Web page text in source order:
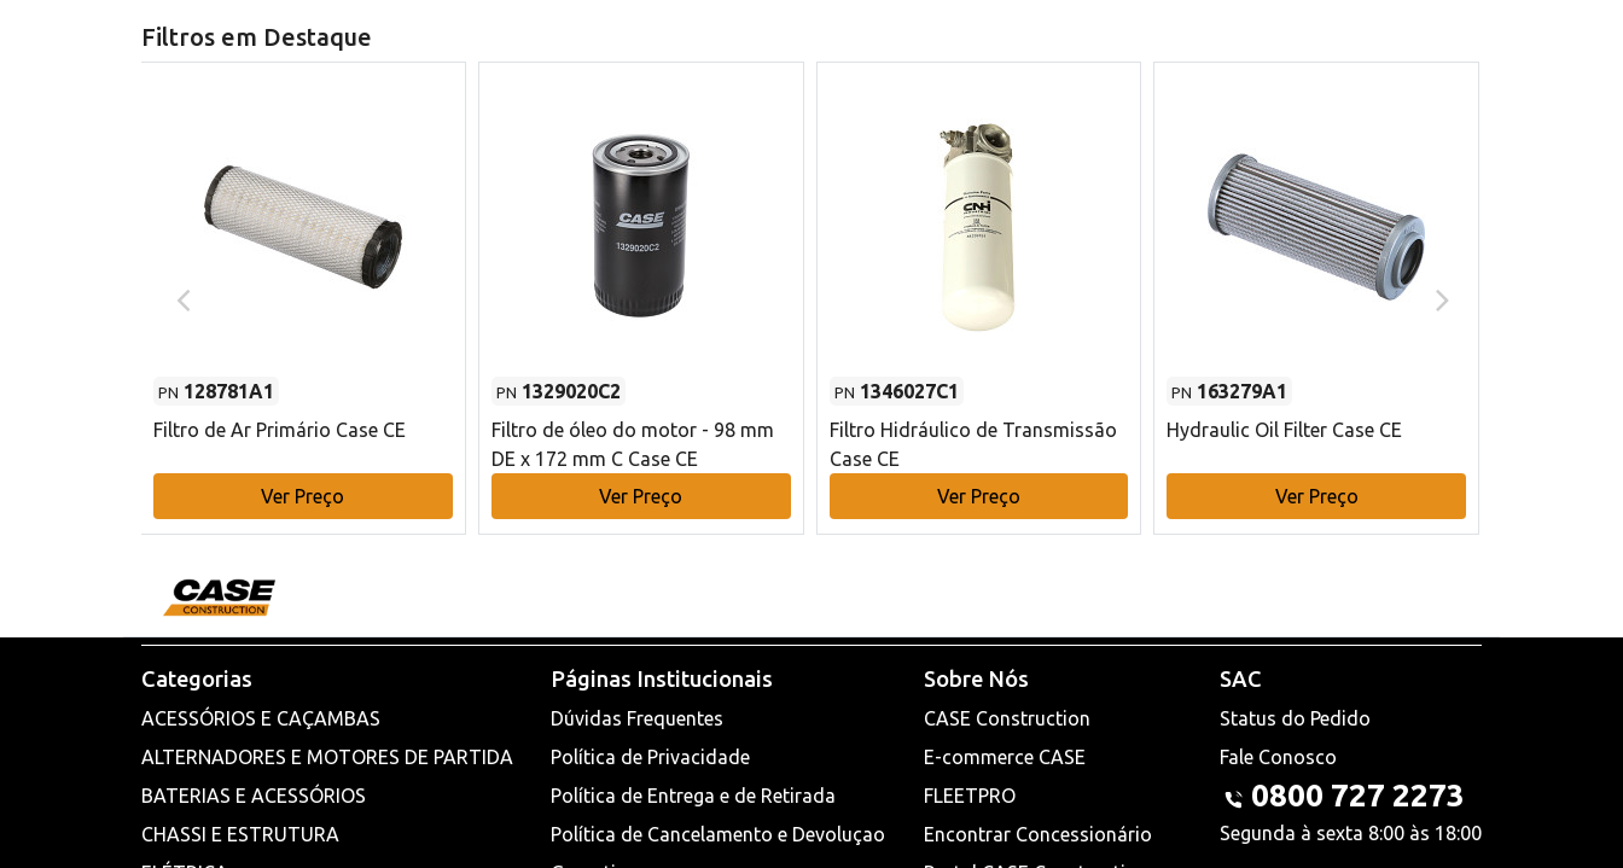
Filtros em Destaque
PN 128781A1
Filtro de Ar Primário Case CE
Ver Preço
PN 1329020C2
Filtro de óleo do motor - 98 mm
DE x 172 mm C Case CE
Ver Preço
PN 1346027C1
Filtro Hidráulico de Transmissão
Case CE
Ver Preço
PN 163279A1
Hydraulic Oil Filter Case CE
Ver Preço
Categorias
ACESSÓRIOS E CAÇAMBAS
ALTERNADORES E MOTORES DE PARTIDA
BATERIAS E ACESSÓRIOS
CHASSI E ESTRUTURA
Páginas Institucionais
Dúvidas Frequentes
Política de Privacidade
Política de Entrega e de Retirada
Política de Cancelamento e Devoluçao
Sobre Nós
CASE Construction
E-commerce CASE
FLEETPRO
Encontrar Concessionário
SAC
Status do Pedido
Fale Conosco
0800 727 2273
Segunda à sexta 8:00 às 18:00